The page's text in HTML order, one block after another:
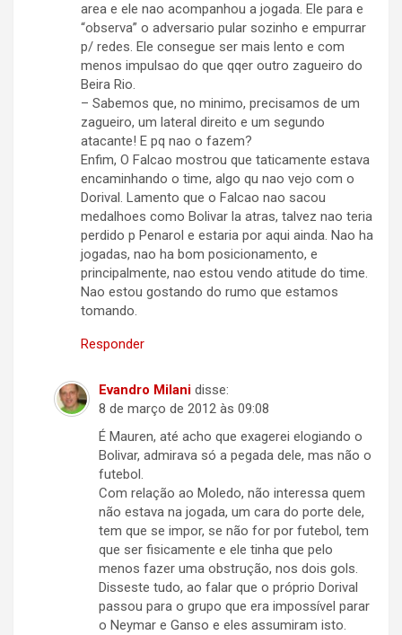
area e ele nao acompanhou a jogada. Ele para e
“observa” o adversario pular sozinho e empurrar
p/ redes. Ele consegue ser mais lento e com
menos impulsao do que qqer outro zagueiro do
Beira Rio.
– Sabemos que, no minimo, precisamos de um
zagueiro, um lateral direito e um segundo
atacante! E pq nao o fazem?
Enfim, O Falcao mostrou que taticamente estava
encaminhando o time, algo qu nao vejo com o
Dorival. Lamento que o Falcao nao sacou
medalhoes como Bolivar la atras, talvez nao teria
perdido p Penarol e estaria por aqui ainda. Nao ha
jogadas, nao ha bom posicionamento, e
principalmente, nao estou vendo atitude do time.
Nao estou gostando do rumo que estamos
tomando.
Responder
Evandro Milani disse:
8 de março de 2012 às 09:08
É Mauren, até acho que exagerei elogiando o
Bolivar, admirava só a pegada dele, mas não o
futebol.
Com relação ao Moledo, não interessa quem
não estava na jogada, um cara do porte dele,
tem que se impor, se não for por futebol, tem
que ser fisicamente e ele tinha que pelo
menos fazer uma obstrução, nos dois gols.
Disseste tudo, ao falar que o próprio Dorival
passou para o grupo que era impossível parar
o Neymar e Ganso e eles assumiram isto.